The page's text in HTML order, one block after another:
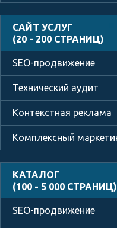
САЙТ УСЛУГ
(20 - 200 СТРАНИЦ)
КАТАЛОГ
(100 - 5 000 СТРАНИЦ)